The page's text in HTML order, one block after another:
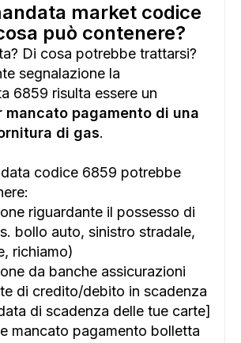
ADS
market codice
può contenere?
Di cosa potrebbe trattarsi?
segnalazione la
6859 risulta essere un
mancato pagamento di una
di gas.
codice 6859 potrebbe
riguardante il possesso di
bollo auto, sinistro stradale,
richiamo)
da banche assicurazioni
di credito/debito in scadenza
di scadenza delle tue carte]
mancato pagamento bolletta